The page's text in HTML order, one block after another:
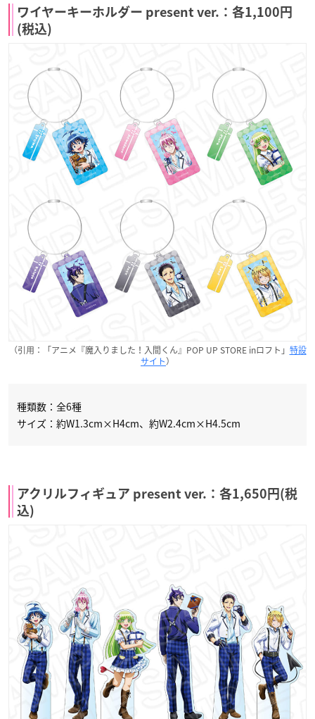
ワイヤーキーホルダー present ver.：各1,100円
(税込)
（引用：「アニメ『魔入りました！入間くん』POP UP STORE inロフト」 特設
サイト）
種類数：全6種
サイズ：約W1.3cm×H4cm、約W2.4cm×H4.5cm
アクリルフィギュア present ver.：各1,650円(税
込)